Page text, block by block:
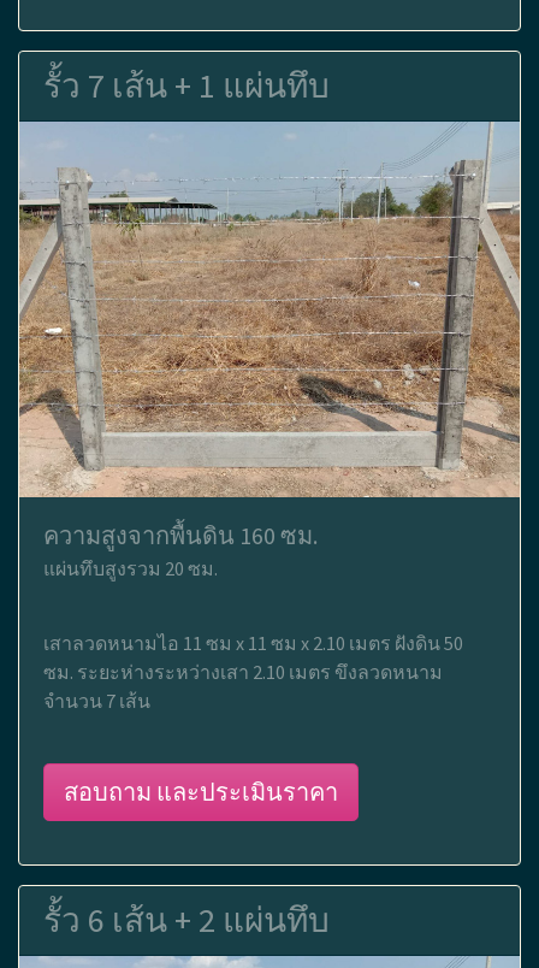
รั้ว 7 เส้น + 1 แผ่นทึบ
ความสูงจากพื้นดิน 160 ซม.
แผ่นทึบสูงรวม 20 ซม.
เสาลวดหนามไอ 11 ซม x 11 ซม x 2.10 เมตร ฝังดิน 50
ซม. ระยะห่างระหว่างเสา 2.10 เมตร ขึงลวดหนาม
จำนวน 7 เส้น
สอบถาม และประเมินราคา
รั้ว 6 เส้น + 2 แผ่นทึบ